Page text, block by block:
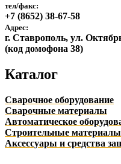
тел/факс:
+7 (8652) 38-67-58
Адрес:
г. Ставрополь, ул.
(код домофона 38)
Каталог
Сварочное оборудование
Сварочные материалы
Автоматическое
Строительные материалы
Аксессуары и средства